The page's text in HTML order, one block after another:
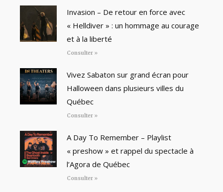
Invasion – De retour en force avec
« Helldiver » : un hommage au courage
et à la liberté
Consulter »
Vivez Sabaton sur grand écran pour
Halloween dans plusieurs villes du
Québec
Consulter »
A Day To Remember – Playlist
« preshow » et rappel du spectacle à
l’Agora de Québec
Consulter »